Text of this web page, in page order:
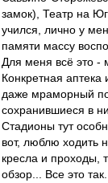
замок), Театр на
учился, лично у
памяти массу
Для меня всё это -
Конкретная аптека
даже мраморный
сохранившиеся в
Стадионы тут
вот, люблю ходить
кресла и проходы,
обзор... Все это